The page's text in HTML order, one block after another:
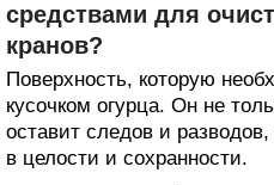
средствами для
кранов?
Поверхность, которую
кусочком огурца. Он не
оставит следов и
в целости и сохранности.